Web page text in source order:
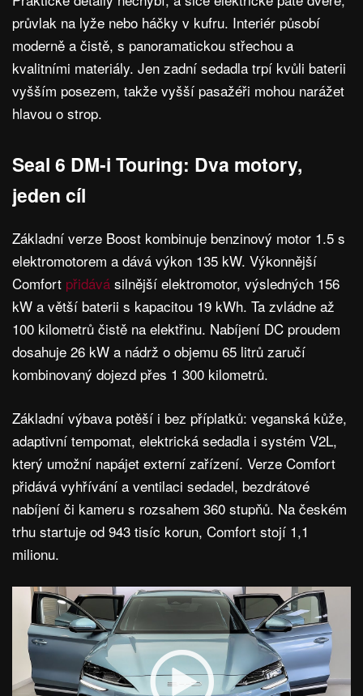
průvlak na lyže nebo háčky v kufru. Interiér působí
moderně a čistě, s panoramatickou střechou a
kvalitními materiály. Jen zadní sedadla trpí kvůli baterii
vyšším posezem, takže vyšší pasažéři mohou narážet
hlavou o strop.
Seal 6 DM-i Touring: Dva motory,
jeden cíl
Základní verze Boost kombinuje benzinový motor 1.5 s
elektromotorem a dává výkon 135 kW. Výkonnější
Comfort přidává silnější elektromotor, výsledných 156
kW a větší baterii s kapacitou 19 kWh. Ta zvládne až
100 kilometrů čistě na elektřinu. Nabíjení DC proudem
dosahuje 26 kW a nádrž o objemu 65 litrů zaručí
kombinovaný dojezd přes 1 300 kilometrů.
Základní výbava potěší i bez příplatků: veganská kůže,
adaptivní tempomat, elektrická sedadla i systém V2L,
který umožní napájet externí zařízení. Verze Comfort
přidává vyhřívání a ventilaci sedadel, bezdrátové
nabíjení či kameru s rozsahem 360 stupňů. Na českém
trhu startuje od 943 tisíc korun, Comfort stojí 1,1
milionu.